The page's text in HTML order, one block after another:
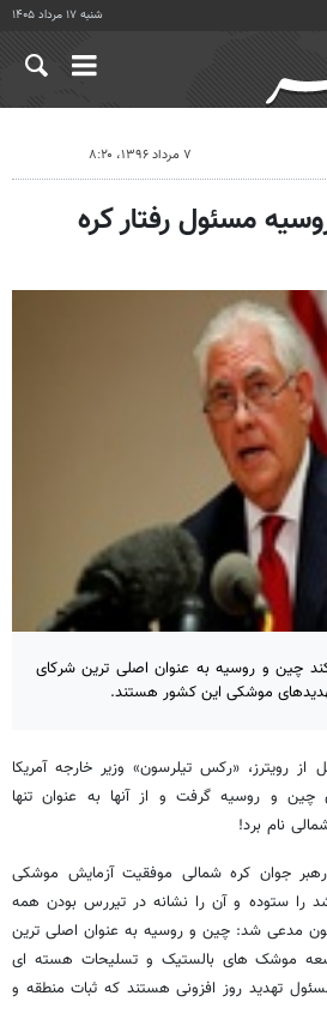
شنبه ۱۷ مرداد ۱۴۰۵
۷ مرداد ۱۳۹۶، ۸:۲۰
مسئول رفتار کره
کند چین و روسیه به عنوان اصلی ترین شرکای
موشکی این کشور هستند.
از رویترز، «رکس تیلرسون» وزیر خارجه آمریکا
و روسیه گرفت و از آنها به عنوان تنها
نام برد!
جوان کره شمالی موفقیت آزمایش موشکی
را ستوده و آن را نشانه در تیررس بودن همه
مدعی شد: چین و روسیه به عنوان اصلی ترین
موشک های بالستیک و تسلیحات هسته ای
تهدید روز افزونی هستند که ثبات منطقه و